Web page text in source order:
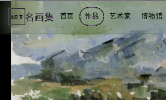
ART 名画集 首页 作品 艺术家 博物馆
1
2
3
4